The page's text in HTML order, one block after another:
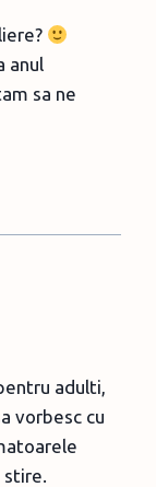
anul
sa ne
adulti,
vorbesc cu
stire.